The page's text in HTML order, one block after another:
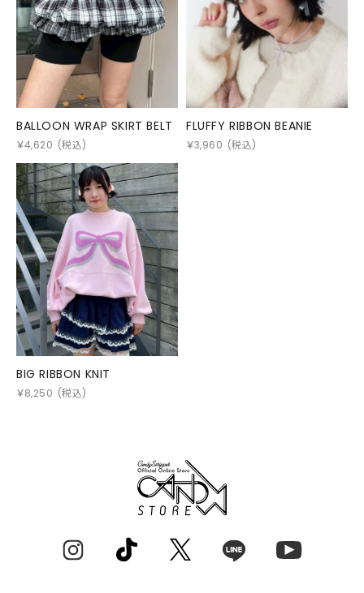
BALLOON WRAP SKIRT BELT
￥4,620 (税込)
FLUFFY RIBBON BEANIE
￥3,960 (税込)
BIG RIBBON KNIT
￥8,250 (税込)